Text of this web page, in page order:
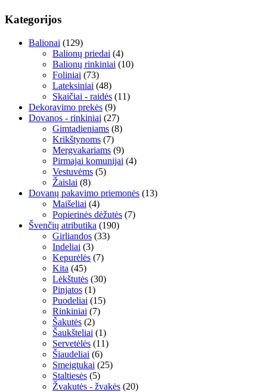
Kategorijos
Balionai (129)
Balionų priedai (4)
Balionų rinkiniai (10)
Foliniai (73)
Lateksiniai (48)
Skaičiai - raidės (11)
Dekoravimo prekės (9)
Dovanos - rinkiniai (27)
Gimtadieniams (8)
Krikštynoms (7)
Mergvakariams (9)
Pirmajai komunijai (4)
Vestuvėms (5)
Žaislai (8)
Dovanų pakavimo priemonės (13)
Maišeliai (4)
Popierinės dėžutės (7)
Švenčių atributika (190)
Girliandos (33)
Indeliai (3)
Kepurėlės (7)
Kita (45)
Lėkštutės (30)
Pinjatos (1)
Puodeliai (15)
Rinkiniai (7)
Šakutės (2)
Šaukšteliai (1)
Servetėlės (11)
Šiaudeliai (6)
Smeigtukai (25)
Staltiesės (5)
Žvakutės - žvakės (20)